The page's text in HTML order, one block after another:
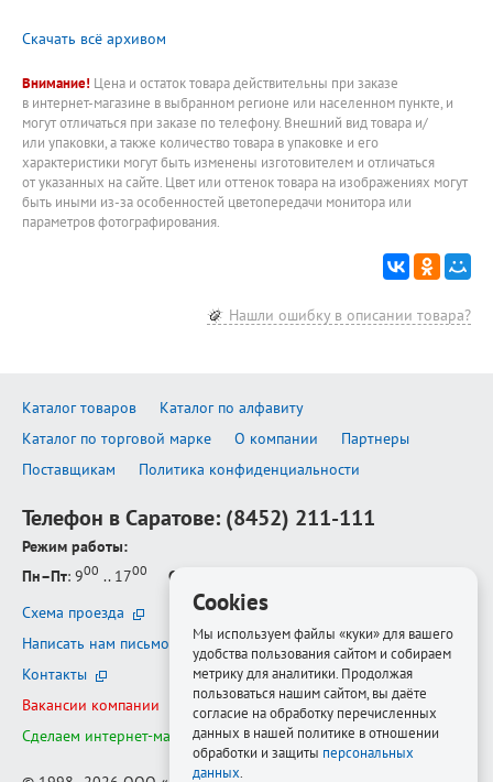
Скачать всё архивом
Внимание! Цена и остаток товара действительны при заказе
в интернет-магазине в выбранном регионе или населенном пункте, и
могут отличаться при заказе по телефону. Внешний вид товара и/
или упаковки, а также количество товара в упаковке и его
характеристики могут быть изменены изготовителем и отличаться
от указанных на сайте. Цвет или оттенок товара на изображениях могут
быть иными из-за особенностей цветопередачи монитора или
параметров фотографирования.
Нашли ошибку в описании товара?
Каталог товаров
Каталог по алфавиту
Каталог по торговой марке
О компании
Партнеры
Поставщикам
Политика конфиденциальности
Телефон в Саратове: (8452) 211-111
Режим работы:
Пн–Пт: 900 .. 1700 Сб–Вс
Схема проезда
Написать нам письмо
Контакты
Вакансии компании
Сделаем интернет-магазин ещё лучше
Cookies
Мы используем файлы «куки» для вашего
удобства пользования сайтом и собираем
метрику для аналитики. Продолжая
пользоваться нашим сайтом, вы даёте
согласие на обработку перечисленных
данных в нашей политике в отношении
обработки и защиты персональных
данных